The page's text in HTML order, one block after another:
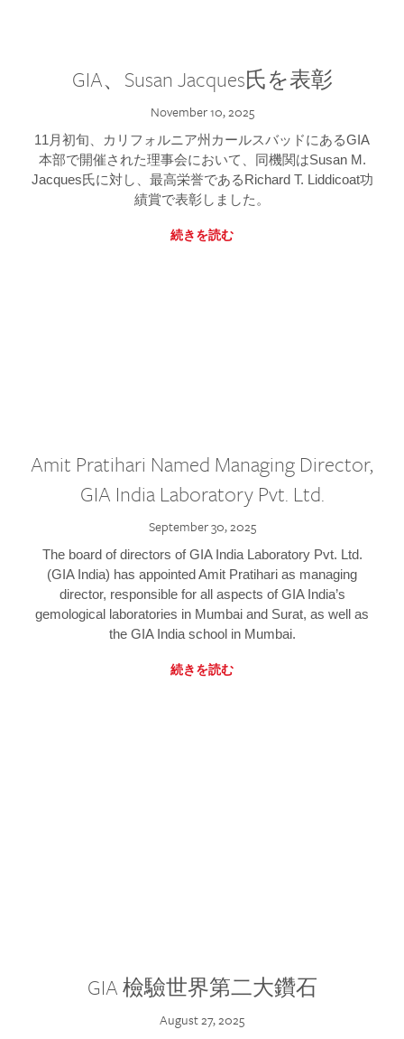
GIA、Susan Jacques氏を表彰
November 10, 2025
11月初旬、カリフォルニア州カールスバッドにあるGIA
本部で開催された理事会において、同機関はSusan M.
Jacques氏に対し、最高栄誉であるRichard T. Liddicoat功
績賞で表彰しました。
続きを読む
Amit Pratihari Named Managing Director,
GIA India Laboratory Pvt. Ltd.
September 30, 2025
The board of directors of GIA India Laboratory Pvt. Ltd.
(GIA India) has appointed Amit Pratihari as managing
director, responsible for all aspects of GIA India’s
gemological laboratories in Mumbai and Surat, as well as
the GIA India school in Mumbai.
続きを読む
GIA 檢驗世界第二大鑽石
August 27, 2025